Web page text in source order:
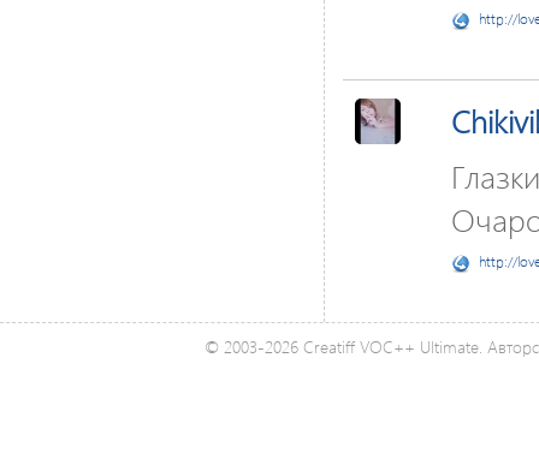
http://
http://
© 2003-2026 Creatiff VOC++ Ultimate.